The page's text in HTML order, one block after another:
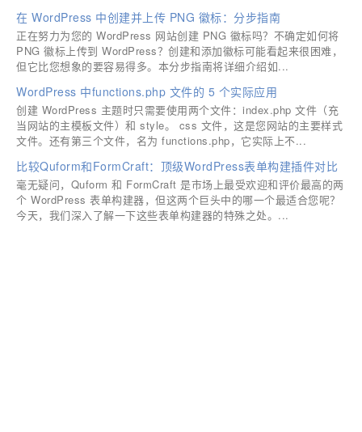
在 WordPress 中创建并上传 PNG 徽标：分步指南
正在努力为您的 WordPress 网站创建 PNG 徽标吗？不确定如何将
PNG 徽标上传到 WordPress？创建和添加徽标可能看起来很困难，
但它比您想象的要容易得多。本分步指南将详细介绍如...
WordPress 中functions.php 文件的 5 个实际应用
创建 WordPress 主题时只需要使用两个文件：index.php 文件（充
当网站的主模板文件）和 style。 css 文件，这是您网站的主要样式
文件。还有第三个文件，名为 functions.php，它实际上不...
比较Quform和FormCraft：顶级WordPress表单构建插件对比
毫无疑问，Quform 和 FormCraft 是市场上最受欢迎和评价最高的两
个 WordPress 表单构建器，但这两个巨头中的哪一个最适合您呢？
今天，我们深入了解一下这些表单构建器的特殊之处。...